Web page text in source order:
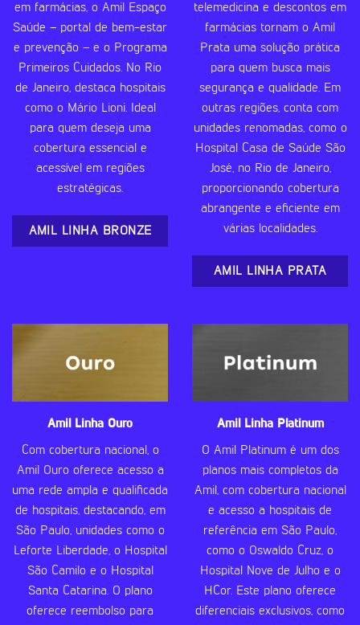
em farmácias, o Amil Espaço
Saúde – portal de bem-estar
e prevenção – e o Programa
Primeiros Cuidados. No Rio
de Janeiro, destaca hospitais
como o Mário Lioni. Ideal
para quem deseja uma
cobertura essencial e
acessível em regiões
estratégicas.
AMIL LINHA BRONZE
telemedicina e descontos em
farmácias tornam o Amil
Prata uma solução prática
para quem busca mais
segurança e qualidade. Em
outras regiões, conta com
unidades renomadas, como o
Hospital Casa de Saúde São
José, no Rio de Janeiro,
proporcionando cobertura
abrangente e eficiente em
várias localidades.
AMIL LINHA PRATA
Amil Linha Ouro
Com cobertura nacional, o
Amil Ouro oferece acesso a
uma rede ampla e qualificada
de hospitais, destacando, em
São Paulo, unidades como o
Leforte Liberdade, o Hospital
São Camilo e o Hospital
Santa Catarina. O plano
oferece reembolso para
Amil Linha Platinum
O Amil Platinum é um dos
planos mais completos da
Amil, com cobertura nacional
e acesso a hospitais de
referência em São Paulo,
como o Oswaldo Cruz, o
Hospital Nove de Julho e o
HCor. Este plano oferece
diferenciais exclusivos, como